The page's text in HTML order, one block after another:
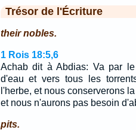
Trésor de l'Écriture
their nobles.
1 Rois 18:5,6
Achab dit à Abdias: Va par
d'eau et vers tous les
l'herbe, et nous conserverons
et nous n'aurons pas besoin
pits.